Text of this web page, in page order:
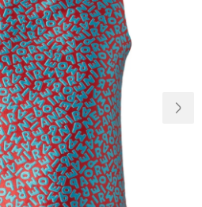
О нас
Доставка и
оплата
Новости
Возвращение
и обмен
Откуда о
магазине
Вопросы и
ответы
Контакты
Palmira Club
Уход
+38(050)4840005